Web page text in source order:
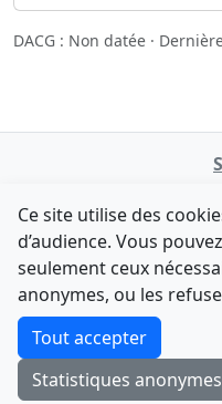
DACG : Non datée ·
F-Droid·App
© 2026
Comment avez-vous
Une courte réponse suffit
Envoyer Ignorer
Ce site utilise des
d’audience. Vous
seulement ceux
anonymes, ou les
Tout accepter
Statistiques